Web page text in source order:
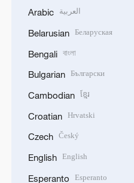
Arabic العربية
Belarusian Беларуская
Bengali বাংলা
Bulgarian Български
Cambodian ខ្មែរ
Croatian Hrvatski
Czech Český
English English
Esperanto Esperanto